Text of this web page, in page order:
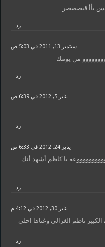
يأأ قيصصصر
رد
سبتمبر 13, 2011 في 5:03 ص
من يومك
رد
يناير 5, 2012 في 6:39 ص
رد
يناير 24, 2012 في 6:33 ص
يا كاظم أشهد أنك
رد
يناير 30, 2012 في 4:12 م
الكبير ناظم الغزالي وغناها احلى
رد